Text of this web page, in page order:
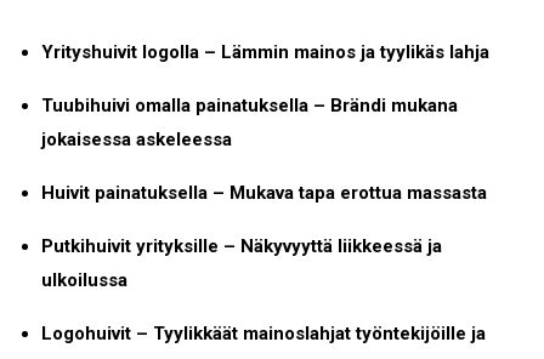
Yrityshuivit logolla – Lämmin mainos ja tyylikäs lahja
Tuubihuivi omalla painatuksella – Brändi mukana
jokaisessa askeleessa
Huivit painatuksella – Mukava tapa erottua massasta
Putkihuivit yrityksille – Näkyvyyttä liikkeessä ja
ulkoilussa
Logohuivit – Tyylikkäät mainoslahjat työntekijöille ja